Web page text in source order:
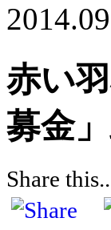
赤い
募金
Share